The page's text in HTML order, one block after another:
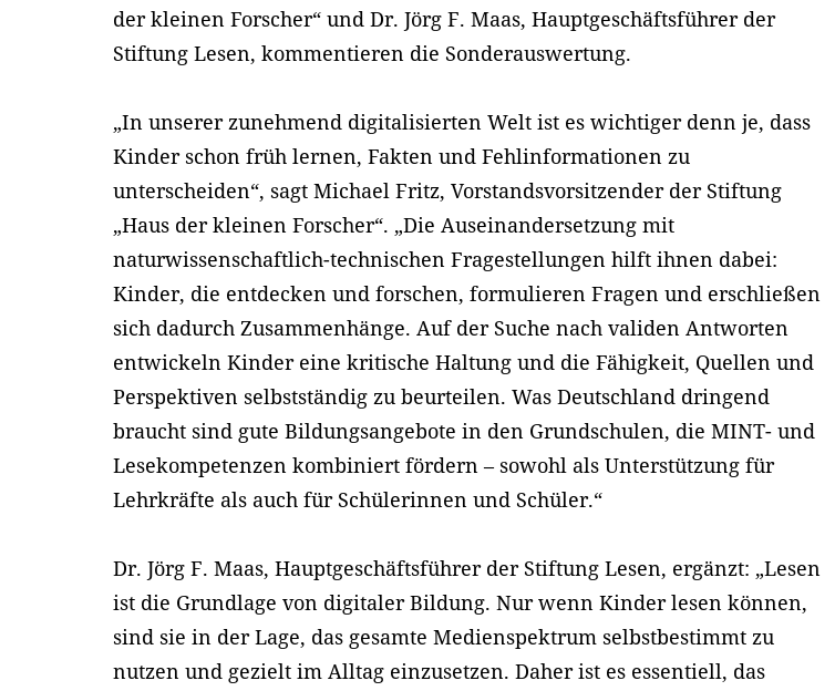
der kleinen Forscher“ und Dr. Jörg F. Maas, Hauptgeschäftsführer der
Stiftung Lesen, kommentieren die Sonderauswertung.
„In unserer zunehmend digitalisierten Welt ist es wichtiger denn je, dass
Kinder schon früh lernen, Fakten und Fehlinformationen zu
unterscheiden“, sagt Michael Fritz, Vorstandsvorsitzender der Stiftung
„Haus der kleinen Forscher“. „Die Auseinandersetzung mit
naturwissenschaftlich-technischen Fragestellungen hilft ihnen dabei:
Kinder, die entdecken und forschen, formulieren Fragen und erschließen
sich dadurch Zusammenhänge. Auf der Suche nach validen Antworten
entwickeln Kinder eine kritische Haltung und die Fähigkeit, Quellen und
Perspektiven selbstständig zu beurteilen. Was Deutschland dringend
braucht sind gute Bildungsangebote in den Grundschulen, die MINT- und
Lesekompetenzen kombiniert fördern – sowohl als Unterstützung für
Lehrkräfte als auch für Schülerinnen und Schüler.“
Dr. Jörg F. Maas, Hauptgeschäftsführer der Stiftung Lesen, ergänzt: „Lesen
ist die Grundlage von digitaler Bildung. Nur wenn Kinder lesen können,
sind sie in der Lage, das gesamte Medienspektrum selbstbestimmt zu
nutzen und gezielt im Alltag einzusetzen. Daher ist es essentiell, das